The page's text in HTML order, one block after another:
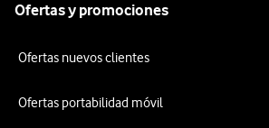
Ofertas y promociones
Ofertas nuevos clientes
Ofertas portabilidad móvil